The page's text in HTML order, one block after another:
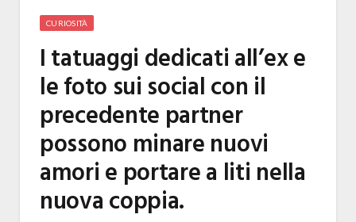
CURIOSITÀ
I tatuaggi dedicati all’ex e
le foto sui social con il
precedente partner
possono minare nuovi
amori e portare a liti nella
nuova coppia.